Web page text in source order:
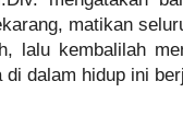
matikan
lalu kembalilah
di dalam hidup ini